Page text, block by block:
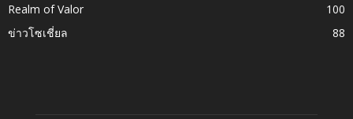
Realm of Valor
100
ข่าวโซเชี่ยล
88